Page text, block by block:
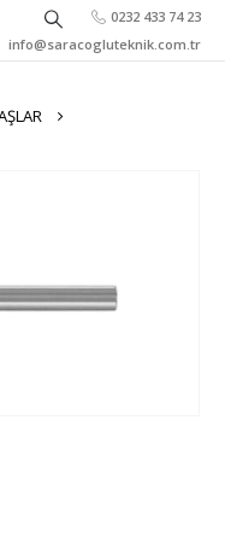
0232 433 74 23
info@saracogluteknik.com.tr